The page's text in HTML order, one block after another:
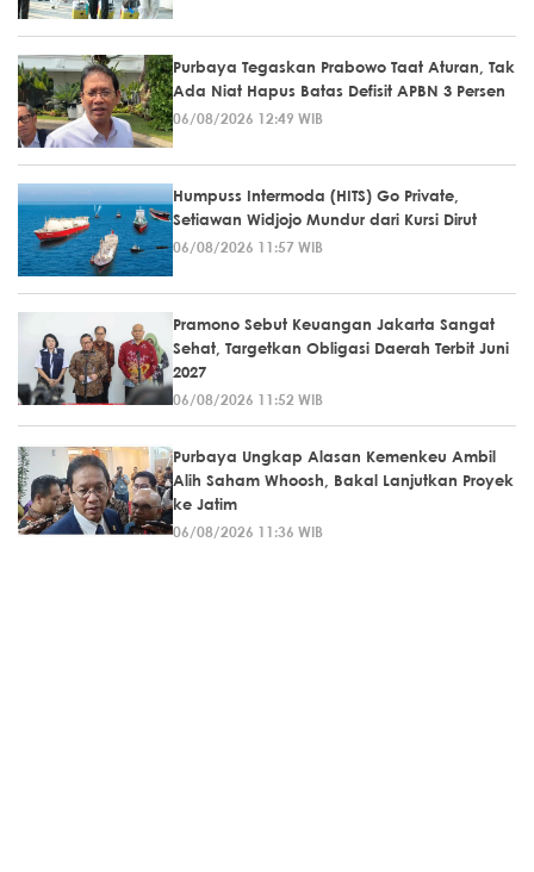
Purbaya Tegaskan Prabowo Taat Aturan, Tak
Ada Niat Hapus Batas Defisit APBN 3 Persen
06/08/2026 12:49 WIB
Humpuss Intermoda (HITS) Go Private,
Setiawan Widjojo Mundur dari Kursi Dirut
06/08/2026 11:57 WIB
Pramono Sebut Keuangan Jakarta Sangat
Sehat, Targetkan Obligasi Daerah Terbit Juni
2027
06/08/2026 11:52 WIB
Purbaya Ungkap Alasan Kemenkeu Ambil
Alih Saham Whoosh, Bakal Lanjutkan Proyek
ke Jatim
06/08/2026 11:36 WIB